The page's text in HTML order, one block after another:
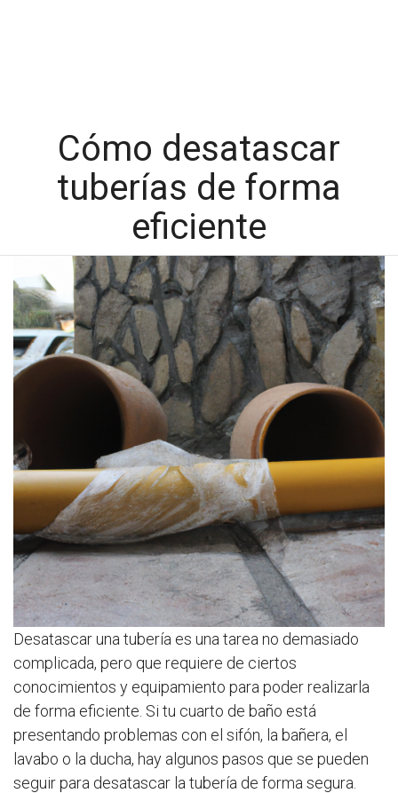
Cómo desatascar
tuberías de forma
eficiente
Desatascar una tubería es una tarea no demasiado
complicada, pero que requiere de ciertos
conocimientos y equipamiento para poder realizarla
de forma eficiente. Si tu cuarto de baño está
presentando problemas con el sifón, la bañera, el
lavabo o la ducha, hay algunos pasos que se pueden
seguir para desatascar la tubería de forma segura.